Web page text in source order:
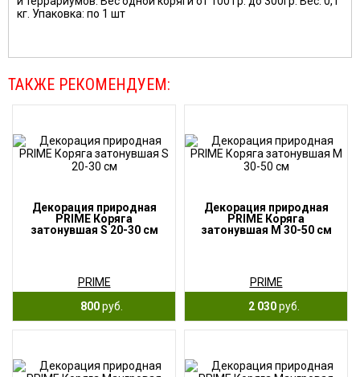
кг. Упаковка: по 1 шт
ТАКЖЕ РЕКОМЕНДУЕМ:
Декорация природная
PRIME Коряга
затонувшая S 20-30 см
PRIME
800руб.
Декорация природная
PRIME Коряга
затонувшая М 30-50 см
PRIME
2 030руб.